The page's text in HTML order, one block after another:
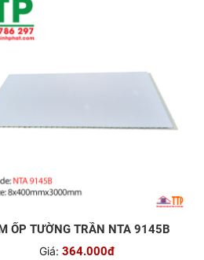
ỐP TƯỜNG TRẦN NTA 9145B
Giá: 364.000đ